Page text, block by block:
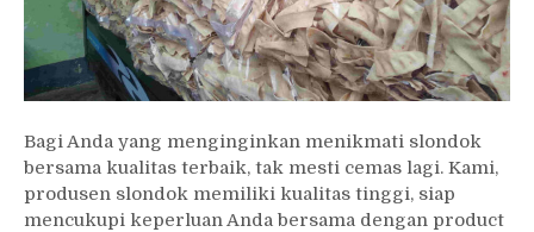
Bagi Anda yang menginginkan menikmati slondok
bersama kualitas terbaik, tak mesti cemas lagi. Kami,
produsen slondok memiliki kualitas tinggi, siap
mencukupi keperluan Anda bersama dengan product